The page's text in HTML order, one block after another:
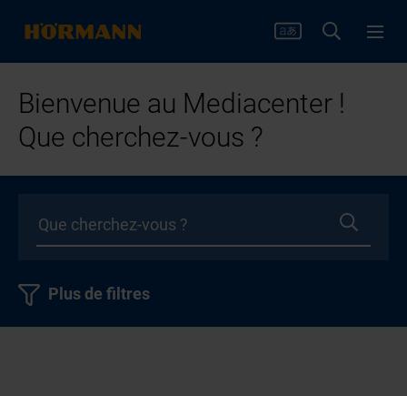
Bienvenue au Mediacenter !
Que cherchez-vous ?
Plus de filtres